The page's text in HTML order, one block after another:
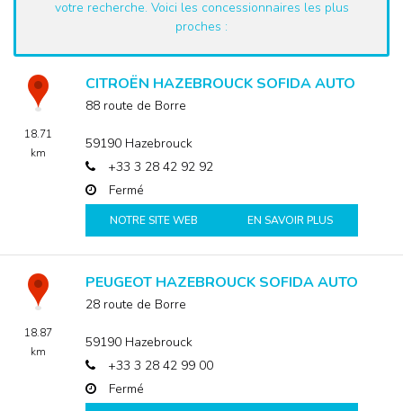
votre recherche. Voici les concessionnaires les plus
proches :
18.71
km
CITROËN HAZEBROUCK SOFIDA AUTO
88 route de Borre
59190 Hazebrouck
+33 3 28 42 92 92
Fermé
EN SAVOIR PLUS
NOTRE SITE WEB
18.87
km
PEUGEOT HAZEBROUCK SOFIDA AUTO
28 route de Borre
59190 Hazebrouck
+33 3 28 42 99 00
Fermé